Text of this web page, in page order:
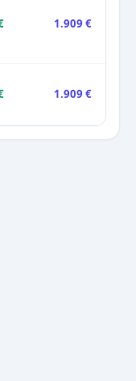
1.909 €
1.909 €